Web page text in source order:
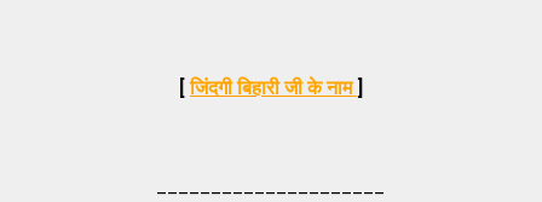
[जिंदगी बिहारी जी के नाम ]